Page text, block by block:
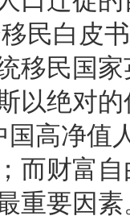
民白皮
移民国
以绝对
高净值
而财富
重要因